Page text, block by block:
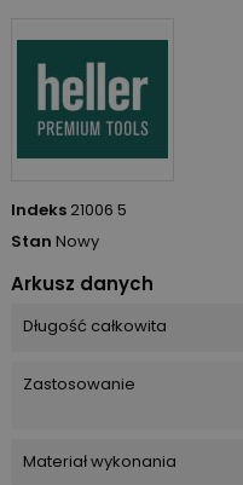
Indeks 21006 5
Stan Nowy
Arkusz danych
Długość całkowita
Zastosowanie
Materiał wykonania